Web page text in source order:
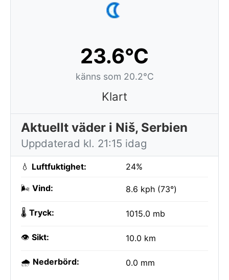
23.6°C
känns som 20.2°C
Klart
Aktuellt väder i Niš, Serbien
Uppdaterad kl. 21:15 idag
💧 Luftfuktighet: 24%
🌬️ Vind: 8.6 kph (73°)
🌡️ Tryck: 1015.0 mb
👁️ Sikt: 10.0 km
🌧️ Nederbörd: 0.0 mm